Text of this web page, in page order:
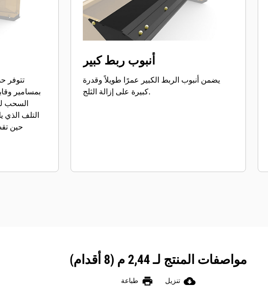
تتوفر
بمسامير
التلف الذي
حين
أنبوب ربط كبير
يضمن أنبوب الربط الكبير عمرًا طويلاً وقدرة
كبيرة على إزالة الثلج.
مواصفات المنتج لـ 2,44 م (8 أقدام)
cloud_download تنزيل print طباعة